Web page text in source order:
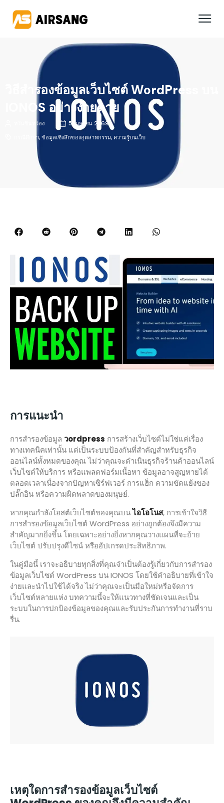
วิธีสำรองข้อมูลเว็บไซต์ WordPress บน
IONOS อย่างง่ายดาย
หวันซินหว่อง
5 เมษายน 2569
กรณีศึกษา,ข้อมูลเชิงลึกของอุตสาหกรรม, ความรู้บนเว็บ
การแนะนำ
การสำรองข้อมูล วordpress การสร้างเว็บไซต์ไม่ใช่แค่เรื่อง
ทางเทคนิคเท่านั้น แต่เป็นระบบป้องกันที่สำคัญสำหรับธุรกิจ
ออนไลน์ทั้งหมดของคุณ ไม่ว่าคุณจะดำเนินธุรกิจร้านค้าออนไลน์
เว็บไซต์ให้บริการ หรือแพลตฟอร์มเนื้อหา ข้อมูลอาจสูญหายได้
ตลอดเวลาเนื่องจากปัญหาเซิร์ฟเวอร์ การแฮ็ก ความขัดแย้งของ
ปลั๊กอิน หรือความผิดพลาดของมนุษย์.
หากคุณกำลังโฮสต์เว็บไซต์ของคุณบนไอโอโนส, การเข้าใจวิธี
การสำรองข้อมูลเว็บไซต์ WordPress อย่างถูกต้องจึงมีความ
สำคัญมากยิ่งขึ้น โดยเฉพาะอย่างยิ่งหากคุณวางแผนที่จะย้าย
เว็บไซต์ ปรับปรุงดีไซน์ หรืออัปเกรดประสิทธิภาพ.
ในคู่มือนี้ เราจะอธิบายทุกสิ่งที่คุณจำเป็นต้องรู้เกี่ยวกับการสำรอง
ข้อมูลเว็บไซต์ WordPress บน IONOS โดยใช้คำอธิบายที่เข้าใจ
ง่ายและนำไปใช้ได้จริง ไม่ว่าคุณจะเป็นมือใหม่หรือจัดการ
เว็บไซต์หลายแห่ง บทความนี้จะให้แนวทางที่ชัดเจนและเป็น
ระบบในการปกป้องข้อมูลของคุณและรับประกันการทำงานที่ราบ
รื่น.
เหตุใดการสำรองข้อมูลเว็บไซต์